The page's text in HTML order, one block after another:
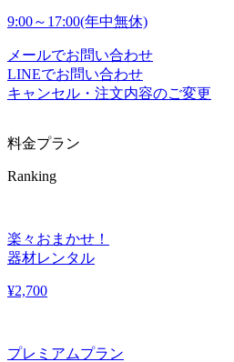
9:00～17:00(年中無休)
メールでお問い合わせ
LINEでお問い合わせ
キャンセル・注文内容のご変更
料金プラン
Ranking
楽々おまかせ！
器材レンタル
¥2,700
プレミアムプラン